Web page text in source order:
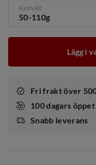
Kastvikt
50-110g
Lägg i
Fri frakt över
100 dagars
Snabb leverans